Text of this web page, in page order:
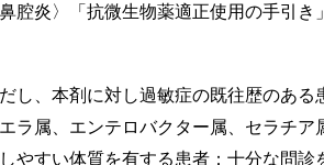
、本剤に対し過敏症の既往歴のある
すい体質を有する患者：十分な問
腔炎〉「抗微生物薬適正使用の手引
属、エンテロバクター属、セラチ